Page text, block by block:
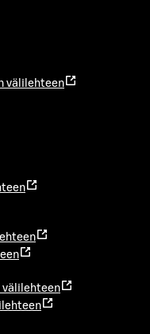
välilehteen
välilehteen